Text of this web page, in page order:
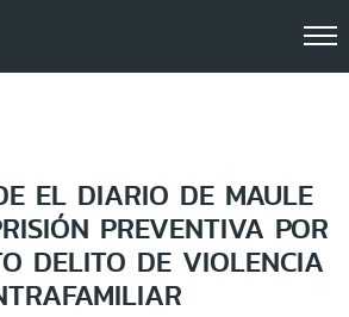
EL DIARIO DE MAULE
PREVENTIVA POR
DELITO DE VIOLENCIA